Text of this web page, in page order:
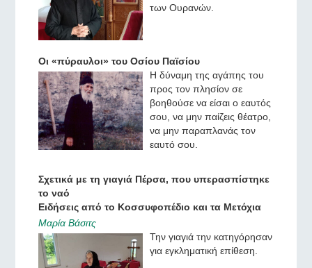
των Ουρανών.
Οι «πύραυλοι» του Οσίου Παϊσίου
Η δύναμη της αγάπης του
προς τον πλησίον σε
βοηθούσε να είσαι ο εαυτός
σου, να μην παίζεις θέατρο,
να μην παραπλανάς τον
εαυτό σου.
Σχετικά με τη γιαγιά Πέρσα, που υπερασπίστηκε
το ναό
Ειδήσεις από το Κοσσυφοπέδιο και τα Μετόχια
Μαρία Βάσιτς
Την γιαγιά την κατηγόρησαν
για εγκληματική επίθεση.